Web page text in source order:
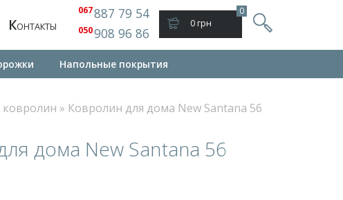
КОНТАКТЫ
Напольные покрытия
067887 79 54
050908 96 86
0
0 грн
» Ковролин для дома New Santana 56
дома New Santana 56